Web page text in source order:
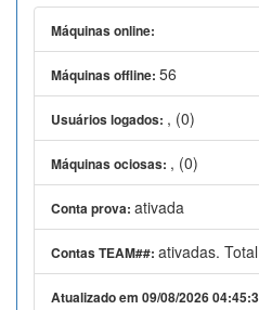
Máquinas online:
Máquinas offline: 56
Usuários logados: , (0)
Máquinas ociosas: , (0)
Conta prova: ativada
Contas TEAM##: ativadas.
Atualizado em 09/08/2026